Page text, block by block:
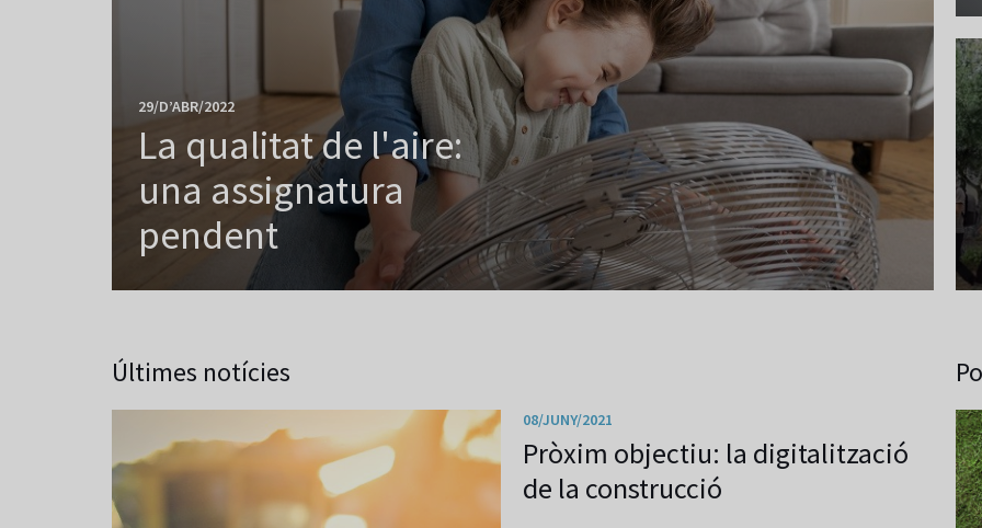
29/D’ABR/2022
La qualitat de l'aire:
una assignatura
pendent
Últimes notícies
08/JUNY/2021
Pròxim objectiu: la digitalització
de la construcció